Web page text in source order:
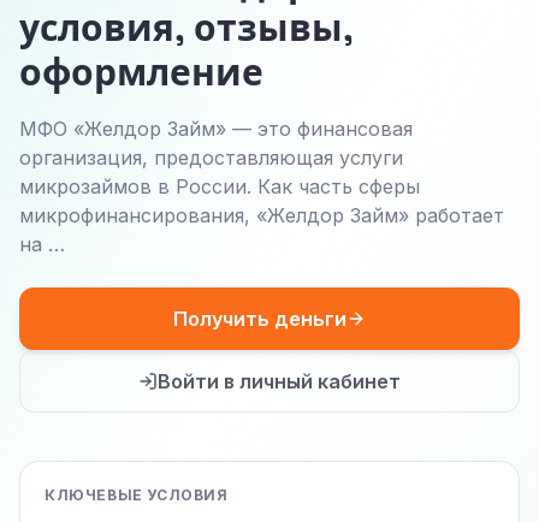
условия, отзывы,
оформление
МФО «Желдор Займ» — это финансовая
организация, предоставляющая услуги
микрозаймов в России. Как часть сферы
микрофинансирования, «Желдор Займ» работает
на …
Получить деньги
Войти в личный кабинет
КЛЮЧЕВЫЕ УСЛОВИЯ